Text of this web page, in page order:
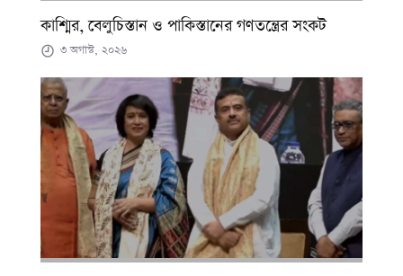
কাশ্মির, বেলুচিস্তান ও পাকিস্তানের গণতন্ত্রের সংকট
৩ অগাস্ট, ২০২৬